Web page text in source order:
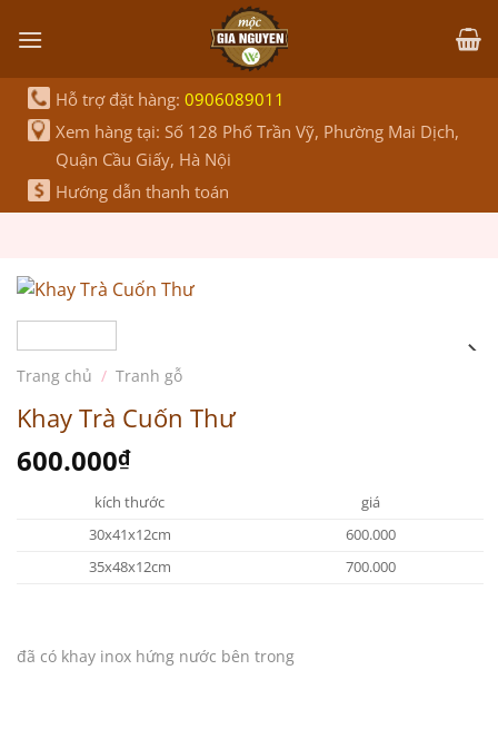
qua
dung
Hỗ trợ đặt hàng: 0906089011
Xem hàng tại: Số 128 Phố Trần Vỹ, Phường Mai Dịch,
Quận Cầu Giấy, Hà Nội
Hướng dẫn thanh toán
Trang chủ / Tranh gỗ
Khay Trà Cuốn Thư
600.000₫
kích thước
giá
30x41x12cm
600.000
35x48x12cm
700.000
đã có khay inox hứng nước bên trong